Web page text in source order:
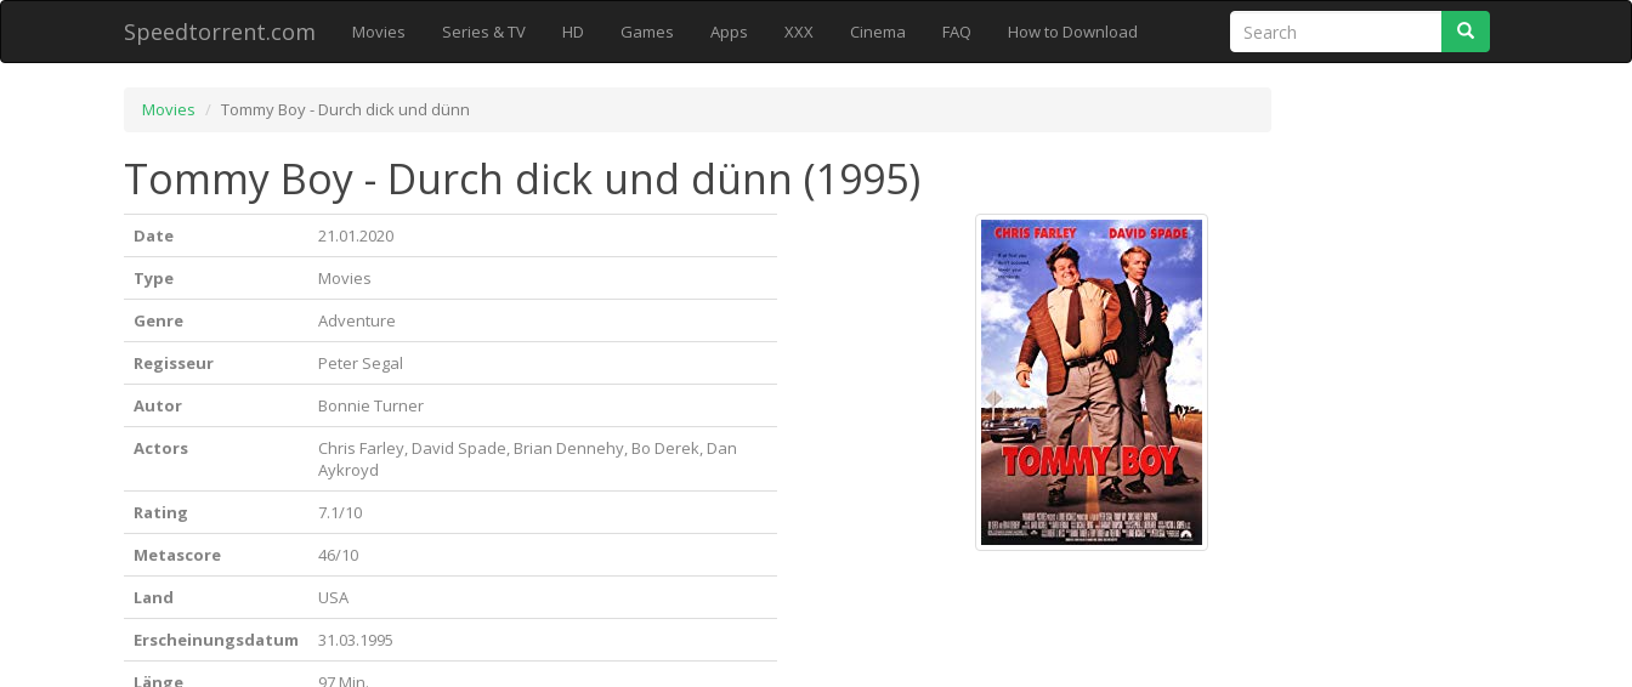
Speedtorrent.com Movies Series & TV HD Games Apps XXX Cinema FAQ How to Download
Movies Tommy Boy - Durch dick und dünn
Tommy Boy - Durch dick und dünn (1995)
Date
21.01.2020
Type
Movies
Genre
Adventure
Regisseur
Peter Segal
Autor
Bonnie Turner
Actors
Chris Farley, David Spade, Brian Dennehy, Bo Derek, Dan
Aykroyd
Rating
7.1/10
Metascore
46/10
Land
USA
Erscheinungsdatum
31.03.1995
Länge
97 Min.